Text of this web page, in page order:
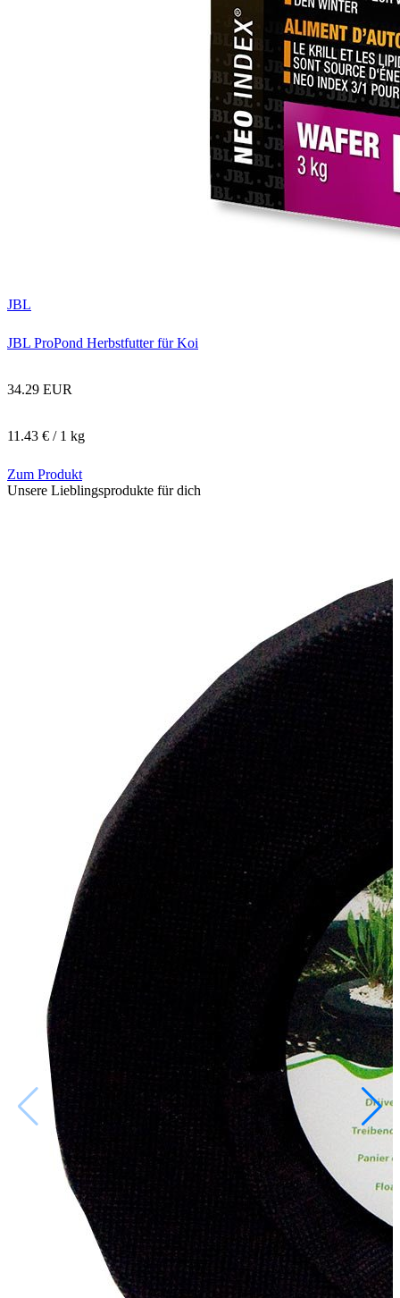
JBL
JBL ProPond Herbstfutter für Koi
34.29 EUR
11.43 € / 1 kg
Zum Produkt
Unsere Lieblingsprodukte für dich